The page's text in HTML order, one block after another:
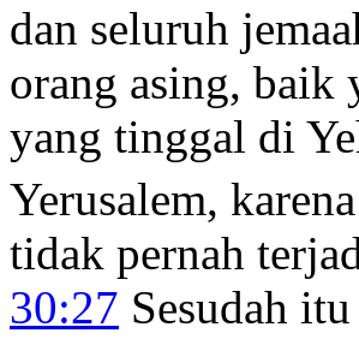
dan seluruh
orang asing, baik
yang tinggal di
Yerusalem,
tidak pernah
30:27 Sesudah